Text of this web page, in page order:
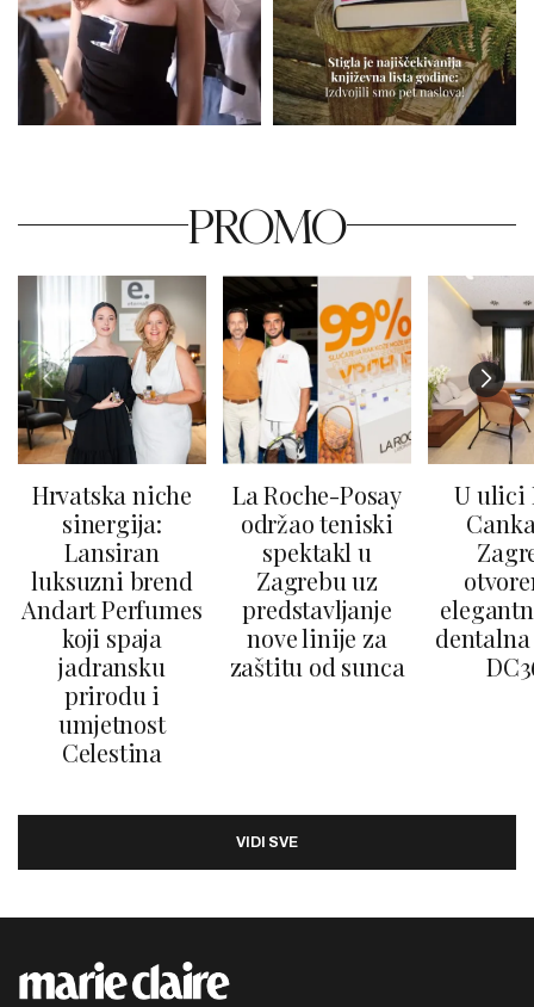
PROMO
Hrvatska niche
sinergija:
Lansiran
luksuzni brend
Andart Perfumes
koji spaja
jadransku
prirodu i
umjetnost
Celestina
La Roche-Posay
održao teniski
spektakl u
Zagrebu uz
predstavljanje
nove linije za
zaštitu od sunca
U ulici
VIDI SVE